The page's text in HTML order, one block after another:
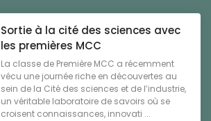
Sortie à la cité des sciences avec
les premières MCC
La classe de Première MCC a récemment
vécu une journée riche en découvertes au
sein de la Cité des sciences et de l’industrie,
un véritable laboratoire de savoirs où se
croisent connaissances, innovati ...